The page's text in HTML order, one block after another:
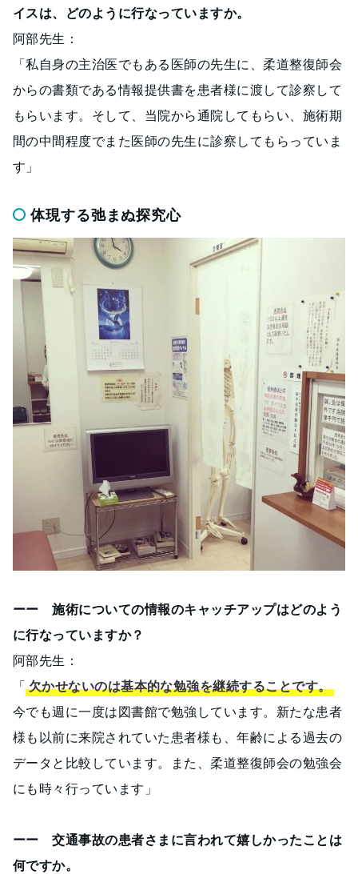
イスは、どのように行なっていますか。
阿部先生：
「私自身の主治医でもある医師の先生に、柔道整復師会
からの書類である情報提供書を患者様に渡して診察して
もらいます。そして、当院から通院してもらい、施術期
間の中間程度でまた医師の先生に診察してもらっていま
す」
体現する弛まぬ探究心
ーー 施術についての情報のキャッチアップはどのよう
に行なっていますか？
阿部先生：
「欠かせないのは基本的な勉強を継続することです。
今でも週に一度は図書館で勉強しています。新たな患者
様も以前に来院されていた患者様も、年齢による過去の
データと比較しています。また、柔道整復師会の勉強会
にも時々行っています」
ーー 交通事故の患者さまに言われて嬉しかったことは
何ですか。